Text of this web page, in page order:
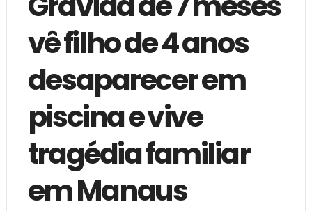
vê filho de 4 anos
desaparecer em
piscina e vive
tragédia familiar
em Manaus